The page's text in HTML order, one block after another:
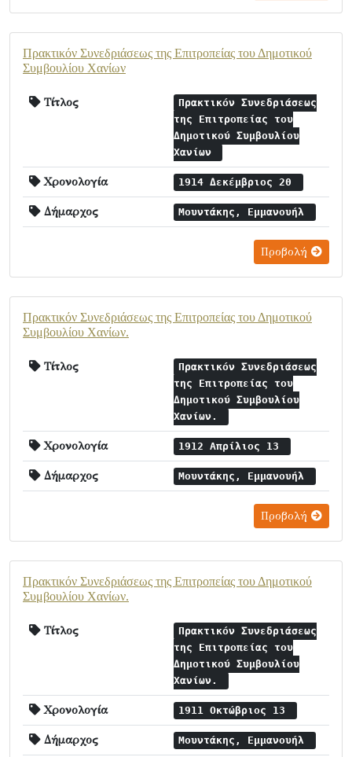
Πρακτικόν Συνεδριάσεως της Επιτροπείας του Δημοτικού
Συμβουλίου Χανίων
Τίτλος
Πρακτικόν Συνεδριάσεως
της Επιτροπείας του
Δημοτικού Συμβουλίου
Χανίων
Χρονολογία 1914 Δεκέμβριος 20
Δήμαρχος Μουντάκης, Εμμανουήλ
Προβολή
Πρακτικόν Συνεδριάσεως της Επιτροπείας του Δημοτικού
Συμβουλίου Χανίων.
Τίτλος
Πρακτικόν Συνεδριάσεως
της Επιτροπείας του
Δημοτικού Συμβουλίου
Χανίων.
Χρονολογία 1912 Απρίλιος 13
Δήμαρχος Μουντάκης, Εμμανουήλ
Προβολή
Πρακτικόν Συνεδριάσεως της Επιτροπείας του Δημοτικού
Συμβουλίου Χανίων.
Τίτλος
Πρακτικόν Συνεδριάσεως
της Επιτροπείας του
Δημοτικού Συμβουλίου
Χανίων.
Χρονολογία 1911 Οκτώβριος 13
Δήμαρχος Μουντάκης, Εμμανουήλ